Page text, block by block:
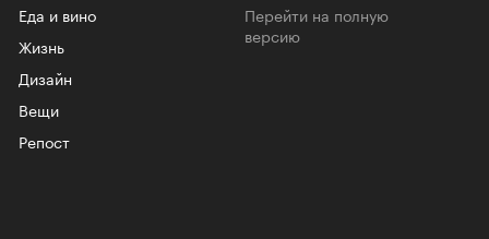
Еда и вино
Жизнь
Дизайн
Вещи
Репост
Перейти на полную
версию